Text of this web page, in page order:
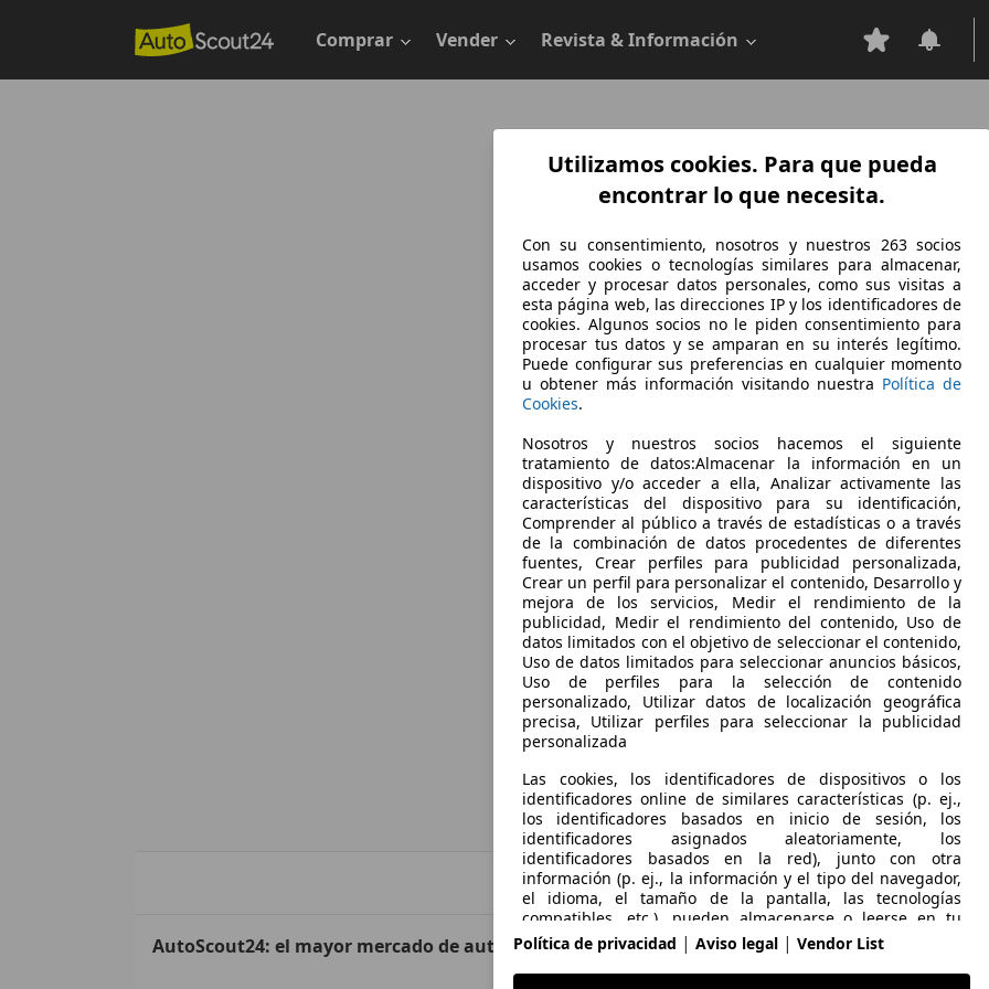
Comprar Vender Revista & Información
Sorry, something went wrong.
Go to application home
AutoScout24: el mayor mercado de automoción de Europa
Utilizamos cookies. Para que pueda
encontrar lo que necesita.
Con su consentimiento, nosotros y nuestros 263 socios
usamos cookies o tecnologías similares para almacenar,
acceder y procesar datos personales, como sus visitas a
esta página web, las direcciones IP y los identificadores de
cookies. Algunos socios no le piden consentimiento para
procesar tus datos y se amparan en su interés legítimo.
Puede configurar sus preferencias en cualquier momento
u obtener más información visitando nuestra Política de
Cookies.
Nosotros y nuestros socios hacemos el siguiente
tratamiento de datos:Almacenar la información en un
dispositivo y/o acceder a ella, Analizar activamente las
características del dispositivo para su identificación,
Comprender al público a través de estadísticas o a través
de la combinación de datos procedentes de diferentes
fuentes, Crear perfiles para publicidad personalizada,
Crear un perfil para personalizar el contenido, Desarrollo y
mejora de los servicios, Medir el rendimiento de la
publicidad, Medir el rendimiento del contenido, Uso de
datos limitados con el objetivo de seleccionar el contenido,
Uso de datos limitados para seleccionar anuncios básicos,
Uso de perfiles para la selección de contenido
personalizado, Utilizar datos de localización geográfica
precisa, Utilizar perfiles para seleccionar la publicidad
personalizada
Las cookies, los identificadores de dispositivos o los
identificadores online de similares características (p. ej.,
los identificadores basados en inicio de sesión, los
identificadores asignados aleatoriamente, los
identificadores basados en la red), junto con otra
información (p. ej., la información y el tipo del navegador,
el idioma, el tamaño de la pantalla, las tecnologías
compatibles, etc.), pueden almacenarse o leerse en tu
dispositivo a fin de reconocerlo siempre que se conecte a
una aplicación o a una página web para una o varias de
los finalidades que se recogen en el presente texto.
Política de privacidad | Aviso legal | Vendor List